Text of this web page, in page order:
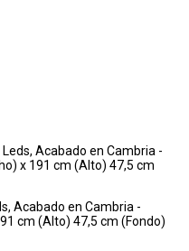
Acabado en Cambria -
x 191 cm (Alto) 47,5 cm